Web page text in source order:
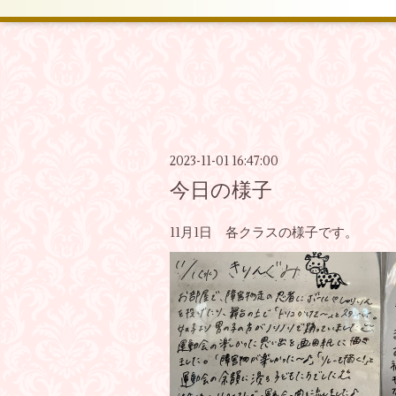
2023-11-01 16:47:00
今日の様子
11月1日 各クラスの様子です。